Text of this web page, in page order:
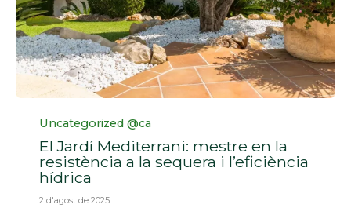
Categoria
Uncategorized @ca
El Jardí Mediterrani: mestre en la
resistència a la sequera i l’eficiència
hídrica
2 d'agost de 2025